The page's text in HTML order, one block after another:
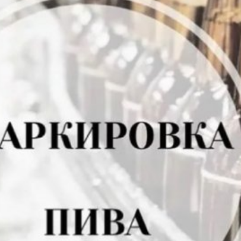
постановления Кадровая политика
НПА Контактная информация
органов
Списки граждан,
учете в качестве
улучшении жилищных
г. Владикавказ
Общественное
документов
планирования
о результатах
Порядок обжалования